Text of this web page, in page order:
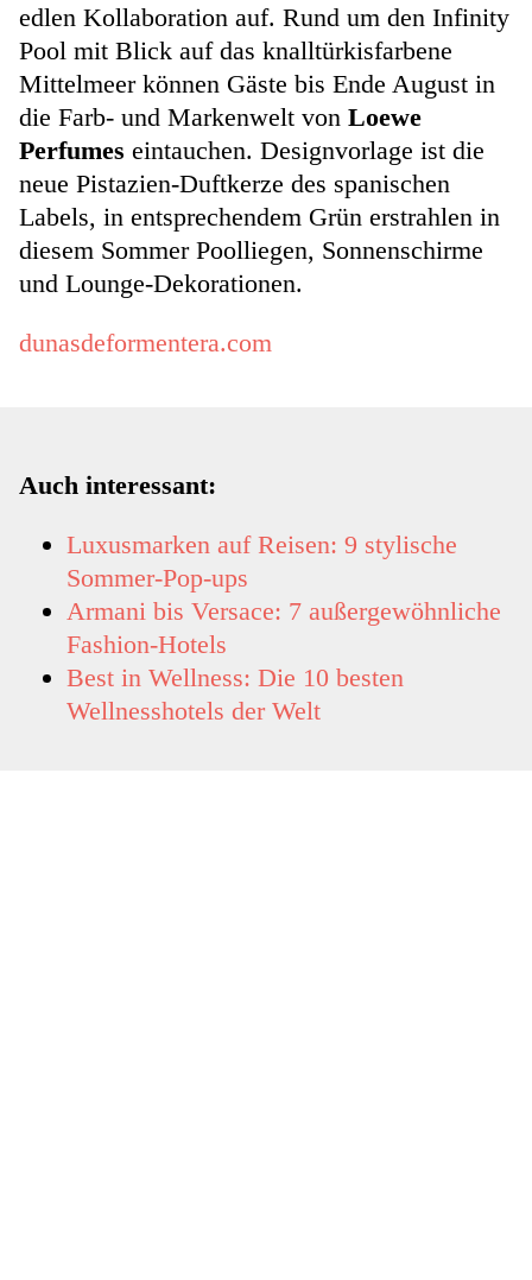
edlen Kollaboration auf. Rund um den Infinity
Pool mit Blick auf das knalltürkisfarbene
Mittelmeer können Gäste bis Ende August in
die Farb- und Markenwelt von Loewe
Perfumes eintauchen. Designvorlage ist die
neue Pistazien-Duftkerze des spanischen
Labels, in entsprechendem Grün erstrahlen in
diesem Sommer Poolliegen, Sonnenschirme
und Lounge-Dekorationen.
dunasdeformentera.com
Auch interessant:
Luxusmarken auf Reisen: 9 stylische
Sommer-Pop-ups
Armani bis Versace: 7 außergewöhnliche
Fashion-Hotels
Best in Wellness: Die 10 besten
Wellnesshotels der Welt